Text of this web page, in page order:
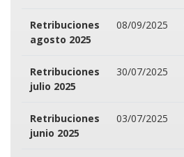
Retribuciones
agosto 2025
08/09/2025
Retribuciones
julio 2025
30/07/2025
Retribuciones
junio 2025
03/07/2025